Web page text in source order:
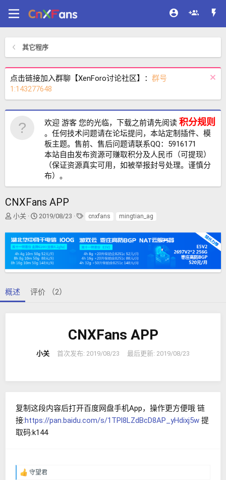
其它程序
点击链接加入群聊【XenForo讨论社区】： 群号
1:143277648
欢迎 游客 您的光临，下载之前请先阅读 积分规则
。任何技术问题请在论坛提问，本站定制插件、模
板主题。售前、售后问题请联系QQ：5916171
本站自由发布资源可赚取积分及人民币（可提现）
（保证资源真实可用，如被举报封号处理。谨慎分
布）。
CNXFans APP
作
小关
创
日
期
2019/08/23
标cnxfans mingtian_ag
概述 评价 （2）
CNXFans APP
小关 首次发布: 2019/08/23 最后更新: 2019/08/23
复制这段内容后打开百度网盘手机App，操作更方便哦 链
接:https://pan.baidu.com/s/1TPl8LZdBcD8AP_yHdixj5w 提
取码:k144
反 守望君